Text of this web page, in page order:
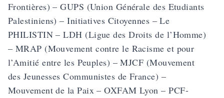
Frontières) – GUPS (Union Générale des Etudiants
Palestiniens) – Initiatives Citoyennes – Le
PHILISTIN – LDH (Ligue des Droits de l’Homme)
– MRAP (Mouvement contre le Racisme et pour
l’Amitié entre les Peuples) – MJCF (Mouvement
des Jeunesses Communistes de France) –
Mouvement de la Paix – OXFAM Lyon – PCF-